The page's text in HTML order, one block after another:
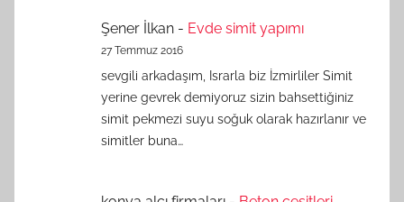
Şener İlkan - Evde simit yapımı
27 Temmuz 2016
sevgili arkadaşım, Israrla biz İzmirliler Simit
yerine gevrek demiyoruz sizin bahsettiğiniz
simit pekmezi suyu soğuk olarak hazırlanır ve
simitler buna…